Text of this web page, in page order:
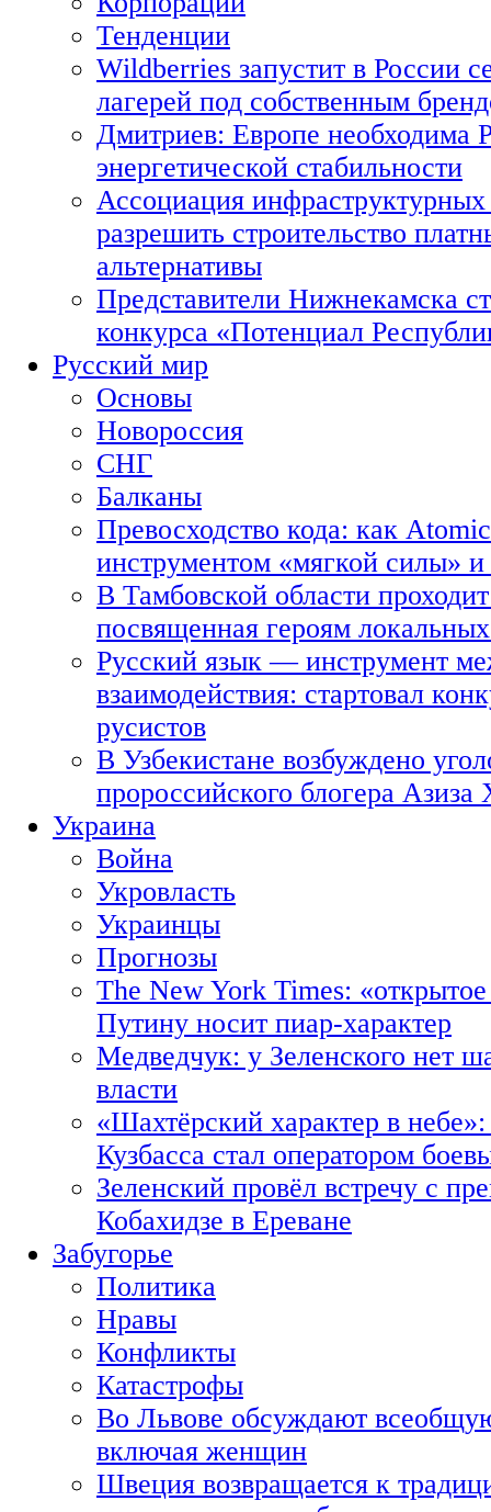
Тенденции
Wildberries запустит в России
лагерей под собственным
Дмитриев: Европе необходима
энергетической стабильности
Ассоциация
разрешить строительство
альтернативы
Представители Нижнекамска
конкурса «Потенциал
Русский мир
Основы
Новороссия
СНГ
Балканы
Превосходство кода: как
инструментом «мягкой силы» и
В Тамбовской области
посвященная героям
Русский язык — инструмент
взаимодействия: стартовал
русистов
В Узбекистане возбуждено
пророссийского блогера Азиза
Украина
Война
Укровласть
Украинцы
Прогнозы
The New York Times:
Путину носит пиар-характер
Медведчук: у Зеленского нет
власти
«Шахтёрский характер в
Кузбасса стал оператором
Зеленский провёл встречу с
Кобахидзе в Ереване
Забугорье
Политика
Нравы
Конфликты
Катастрофы
Во Львове обсуждают
включая женщин
Швеция возвращается к